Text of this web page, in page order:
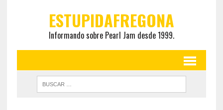
ESTUPIDAFREGONA
Informando sobre Pearl Jam desde 1999.